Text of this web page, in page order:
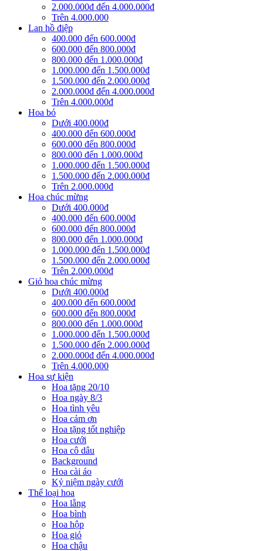
2.000.000đ đến 4.000.000đ
Trên 4.000.000
Lan hồ điệp
400.000 đến 600.000đ
600.000 đến 800.000đ
800.000 đến 1.000.000đ
1.000.000 đến 1.500.000đ
1.500.000 đến 2.000.000đ
2.000.000đ đến 4.000.000đ
Trên 4.000.000đ
Hoa bó
Dưới 400.000đ
400.000 đến 600.000đ
600.000 đến 800.000đ
800.000 đến 1.000.000đ
1.000.000 đến 1.500.000đ
1.500.000 đến 2.000.000đ
Trên 2.000.000đ
Hoa chúc mừng
Dưới 400.000đ
400.000 đến 600.000đ
600.000 đến 800.000đ
800.000 đến 1.000.000đ
1.000.000 đến 1.500.000đ
1.500.000 đến 2.000.000đ
Trên 2.000.000đ
Giỏ hoa chúc mừng
Dưới 400.000đ
400.000 đến 600.000đ
600.000 đến 800.000đ
800.000 đến 1.000.000đ
1.000.000 đến 1.500.000đ
1.500.000 đến 2.000.000đ
2.000.000đ đến 4.000.000đ
Trên 4.000.000
Hoa sự kiện
Hoa tặng 20/10
Hoa ngày 8/3
Hoa tình yêu
Hoa cảm ơn
Hoa tặng tốt nghiệp
Hoa cưới
Hoa cô dâu
Background
Hoa cài áo
Kỷ niệm ngày cưới
Thể loại hoa
Hoa lẵng
Hoa bình
Hoa hộp
Hoa giỏ
Hoa chậu